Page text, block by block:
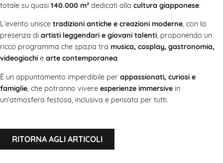
totale su quasi 140.000 m² dedicati alla cultura giapponese.
L’evento unisce tradizioni antiche e creazioni moderne, con la
presenza di artisti leggendari e giovani talenti, proponendo un
ricco programma che spazia tra musica, cosplay, gastronomia,
videogiochi e arte contemporanea.
È un appuntamento imperdibile per appassionati, curiosi e
famiglie , che potranno vivere esperienze immersive in
un’atmosfera festosa, inclusiva e pensata per tutti.
RITORNA AGLI ARTICOLI